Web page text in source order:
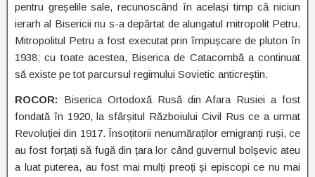
pentru greșelile sale, recunoscând în același timp că niciun
ierarh al Bisericii nu s-a depărtat de alungatul mitropolit Petru.
Mitropolitul Petru a fost executat prin împușcare de pluton în
1938; cu toate acestea, Biserica de Catacombă a continuat
să existe pe tot parcursul regimului Sovietic anticreștin.
ROCOR: Biserica Ortodoxă Rusă din Afara Rusiei a fost
fondată în 1920, la sfârșitul Războiului Civil Rus ce a urmat
Revoluției din 1917. Însoțitorii nenumăraților emigranți ruși, ce
au fost forțați să fugă din țara lor când guvernul bolșevic ateu
a luat puterea, au fost mai mulți preoți și episcopi ce nu mai